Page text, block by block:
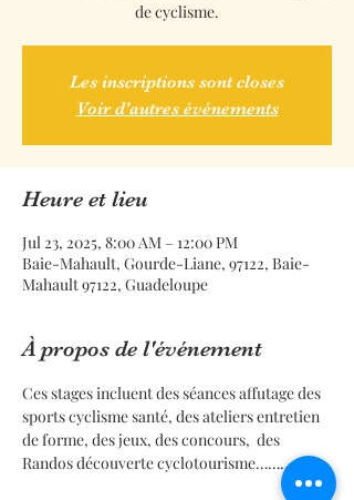
de cyclisme.
Les inscriptions sont closes
Voir d'autres événements
Heure et lieu
Jul 23, 2025, 8:00 AM – 12:00 PM
Baie-Mahault, Gourde-Liane, 97122, Baie-
Mahault 97122, Guadeloupe
À propos de l'événement
Ces stages incluent des séances affutage des
sports cyclisme santé, des ateliers entretien
de forme, des jeux, des concours,  des
Randos découverte cyclotourisme……..